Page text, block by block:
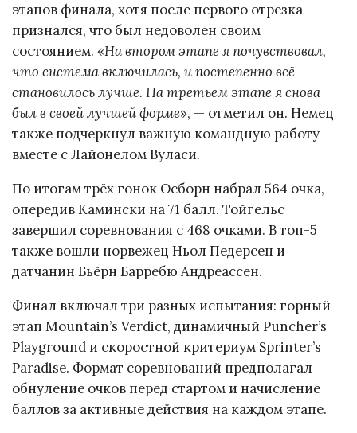
этапов финала, хотя после первого отрезка
признался, что был недоволен своим
состоянием. «На втором этапе я почувствовал,
что система включилась, и постепенно всё
становилось лучше. На третьем этапе я снова
был в своей лучшей форме», — отметил он. Немец
также подчеркнул важную командную работу
вместе с Лайонелом Вуласи.
По итогам трёх гонок Осборн набрал 564 очка,
опередив Камински на 71 балл. Тойгельс
завершил соревнования с 468 очками. В топ-5
также вошли норвежец Ньол Педерсен и
датчанин Бьёрн Барребю Андреассен.
Финал включал три разных испытания: горный
этап Mountain’s Verdict, динамичный Puncher’s
Playground и скоростной критериум Sprinter’s
Paradise. Формат соревнований предполагал
обнуление очков перед стартом и начисление
баллов за активные действия на каждом этапе.